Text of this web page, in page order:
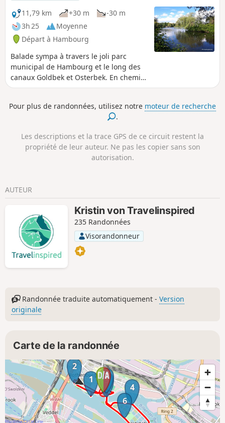
11,79 km
+30 m
-30 m
3h 25
Moyenne
Départ à Hambourg
Balade sympa à travers le joli parc
municipal de Hambourg et le long des
canaux Goldbek et Osterbek. En chemin,
on passe devant le lac du parc
du travail avec la TRUDE.
Pour plus de randonnées, utilisez notre moteur de recherche
.
Les descriptions et la trace GPS de ce circuit restent la
propriété de leur auteur. Ne pas les copier sans son
autorisation.
AUTEUR
Kristin von Travelinspired
235 Randonnées
Visorandonneur
Randonnée traduite automatiquement -Version
originale
Carte de la randonnée
1
2
3
4
6
7